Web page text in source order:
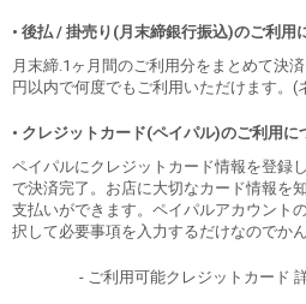
• 後払 / 掛売り(月末締銀行振込)のご利用
月末締.1ヶ月間のご利用分をまとめて決
円以内で何度でもご利用いただけます。(
• クレジットカード(ペイパル)のご利用に
ペイパルにクレジットカード情報を登録
で決済完了。お店に大切なカード情報を
支払いができます。ペイパルアカウント
択して必要事項を入力するだけなのでかん
- ご利用可能クレジットカード